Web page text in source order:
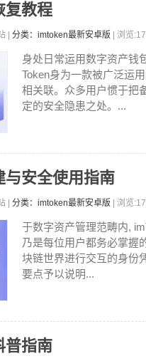
复教程
| 分类：imtoken最新安卓版 | 浏览
身处日常运用数字资产钱
Token身为一款被广泛运
相关联。众多用户惯于把
定的安全隐患之处。...
安全使用指南
| 分类：imtoken最新安卓版 | 浏览
于数字资产管理范畴内,
乃是每位用户都务必掌握
块链世界进行交互的身份
要点予以说明...
普指南